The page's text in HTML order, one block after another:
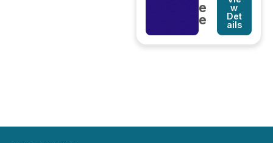
e
e
w
Det
ails